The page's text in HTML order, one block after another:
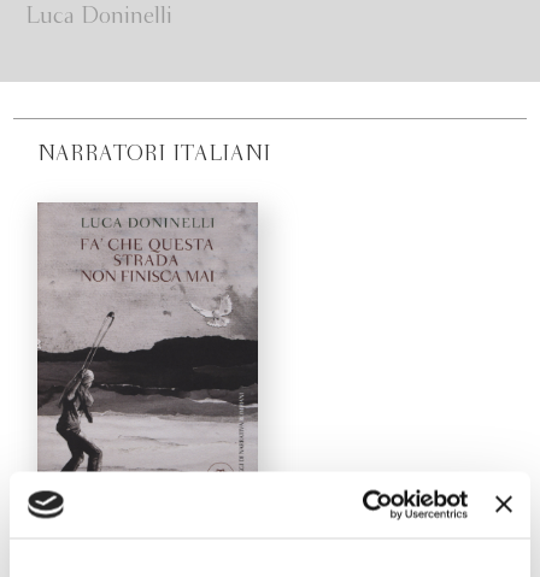
Luca Doninelli
NARRATORI ITALIANI